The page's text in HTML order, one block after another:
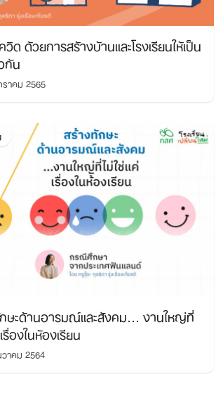
ด ด้วยการสร้างบ้านและโรงเรียนให้เป็น
กัน
าคม 2565
ษะด้านอารมณ์และสังคม… งานใหญ่ที่
รื่องในห้องเรียน
าคม 2564